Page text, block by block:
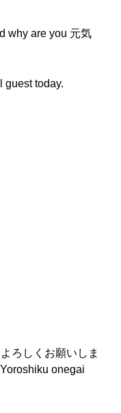
why are you 元気
guest today.
ろしくお願いしま
onegai